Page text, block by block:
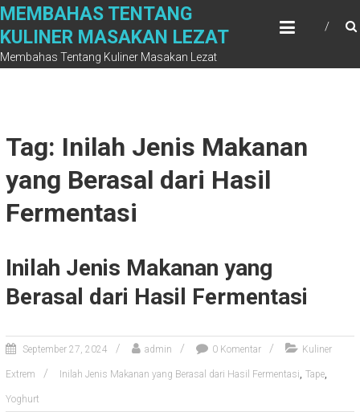
Skip
content
MEMBAHAS TENTANG
KULINER MASAKAN LEZAT
Membahas Tentang Kuliner Masakan Lezat
Tag: Inilah Jenis Makanan
yang Berasal dari Hasil
Fermentasi
Inilah Jenis Makanan yang
Berasal dari Hasil Fermentasi
September 27, 2024 admin 0 Komentar Kuliner
Extrem Inilah Jenis Makanan yang Berasal dari Hasil Fermentasi, Tape,
Yoghurt